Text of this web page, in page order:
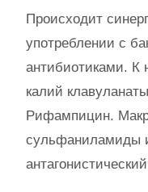
Происходит
употреблении с
антибиотиками. К
калий
Рифампицин.
сульфаниламиды